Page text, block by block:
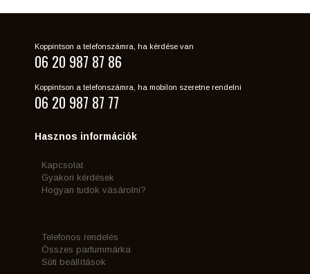
Koppintson a telefonszámra, ha kérdése van
06 20 987 87 86
Koppintson a telefonszámra, ha mobilon szeretne rendelni
06 20 987 87 77
Hasznos információk
Kapcsolat
Gyakori kérdések
Hogyan tudok vásárolni?
Telefonos rendelés
Összes parfummárka
Süti beállítások